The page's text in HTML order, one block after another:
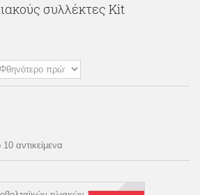
συλλέκτες Kit
αντικείμενα